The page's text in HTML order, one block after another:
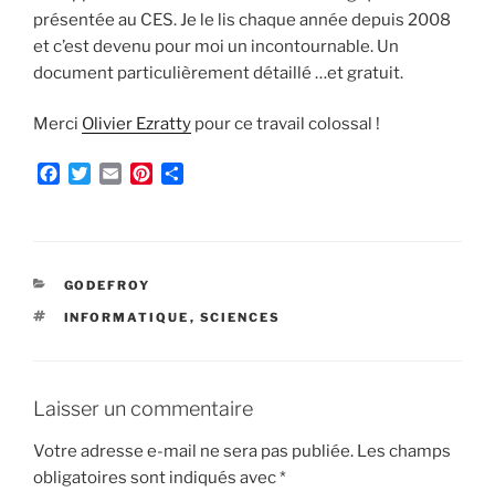
présentée au CES. Je le lis chaque année depuis 2008
et c’est devenu pour moi un incontournable. Un
document particulièrement détaillé …et gratuit.
Merci Olivier Ezratty pour ce travail colossal !
o
k
e
s
r
CATÉGORIES
GODEFROY
ÉTIQUETTES
INFORMATIQUE , SCIENCES
Laisser un commentaire
Votre adresse e-mail ne sera pas publiée. Les champs
obligatoires sont indiqués avec*